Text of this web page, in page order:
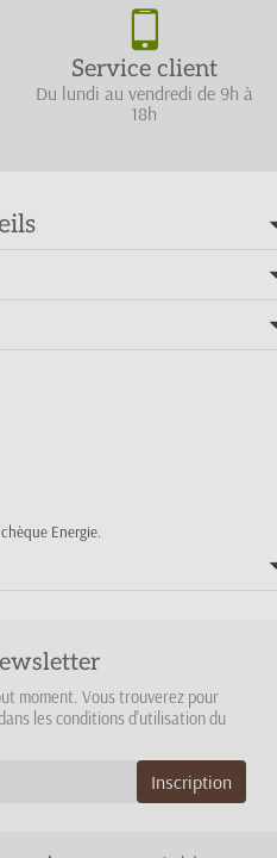
Service client
Du lundi au vendredi de 9h à
18h
Energie.
moment. Vous trouverez pour
les conditions d'utilisation du